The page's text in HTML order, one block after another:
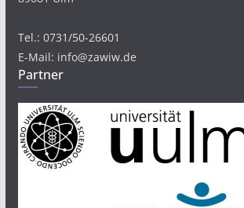
Tel.: 0731/50-26601
E-Mail: info@zawiw.de
Partner